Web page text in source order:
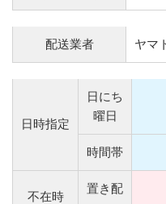
配送業者 ヤマ
日時指定
日にち
曜日
時間帯
不在時
置き配